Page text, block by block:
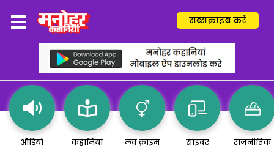
सब्सक्राइब करें
ऑडियो कहानियां लव क्राइम साइबर राजनीतिक